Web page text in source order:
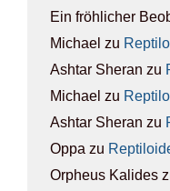
Ein fröhlicher
Michael zu
Ashtar Sheran zu
Michael zu
Ashtar Sheran zu
Oppa zu
Orpheus Kalides